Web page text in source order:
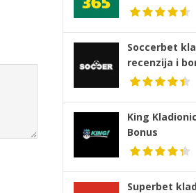
Soccerbet
recenzija i
King
Bonus
Superbet